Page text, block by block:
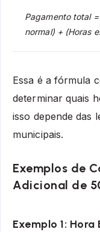
Pagamento total
normal) + (Horas
Essa é a fórmula
determinar quais
isso depende das
municipais.
Exemplos de
Adicional de
Exemplo 1: